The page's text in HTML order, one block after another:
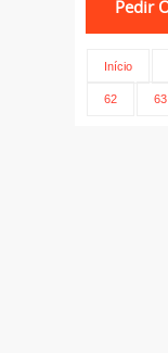
Início
62 63